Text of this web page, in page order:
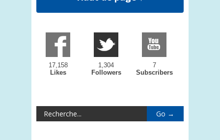
17,158
Likes
1,304
Followers
7
Subscribers